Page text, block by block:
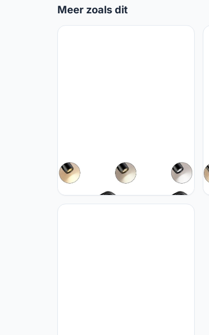
Meer zoals dit
ERWEY 2 stuks LED 12V leeslamp
camper touch dimbaar 3000K-
6000K instelbare helderheid,
bedlamp met USB A + C